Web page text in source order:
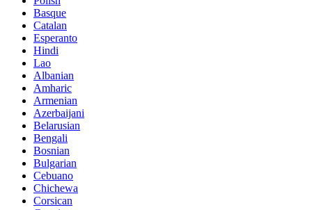
Basque
Catalan
Esperanto
Hindi
Lao
Albanian
Amharic
Armenian
Azerbaijani
Belarusian
Bengali
Bosnian
Bulgarian
Cebuano
Chichewa
Corsican